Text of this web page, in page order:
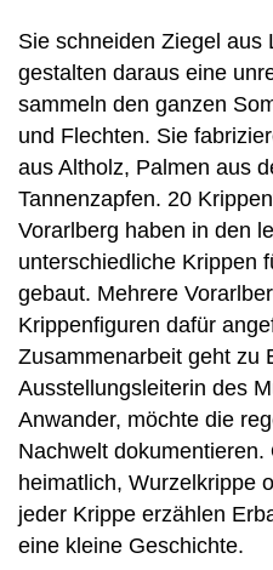
Sie schneiden Ziegel aus
gestalten daraus eine
sammeln den ganzen
und Flechten. Sie
aus Altholz, Palmen aus
Tannenzapfen. 20
Vorarlberg haben in den
unterschiedliche Krippen
gebaut. Mehrere
Krippenfiguren dafür
Zusammenarbeit geht zu
Ausstellungsleiterin des
Anwander, möchte die
Nachwelt dokumentieren.
heimatlich, Wurzelkrippe
jeder Krippe erzählen
eine kleine Geschichte.